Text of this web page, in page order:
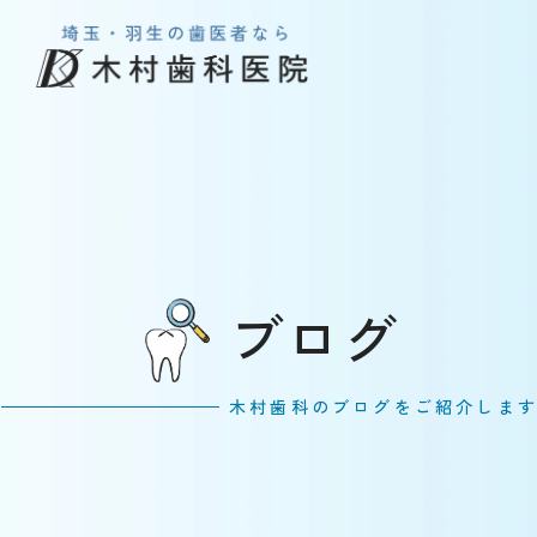
ブログ
木村歯科のブログをご紹介します